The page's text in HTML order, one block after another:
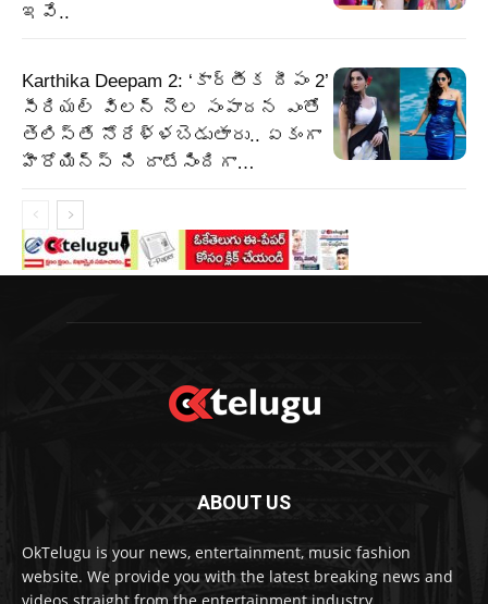
ఇవే..
Karthika Deepam 2: ‘కార్తీక దీపం 2’
సీరియల్ విలన్ నెల సంపాదన ఎంతో
తెలిస్తే నోరేళ్ళబెడుతారు.. ఏకంగా
హీరోయిన్స్ ని దాటేసిందిగా…
ABOUT US
OkTelugu is your news, entertainment, music fashion
website. We provide you with the latest breaking news and
videos straight from the entertainment industry.